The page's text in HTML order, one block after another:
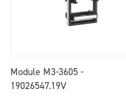
Module M3-3605 -
19026547.19V